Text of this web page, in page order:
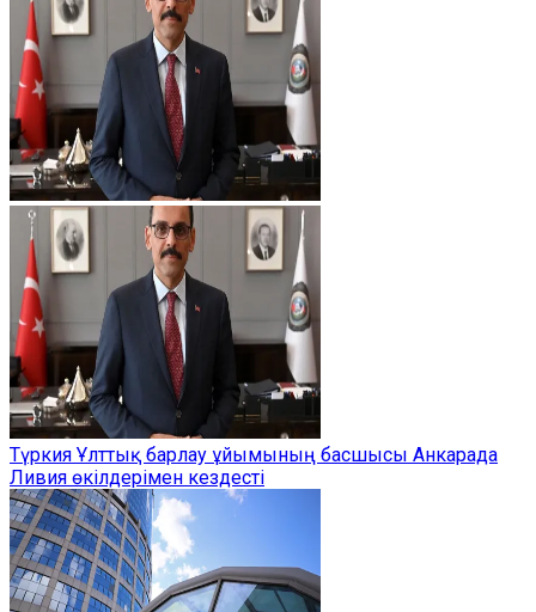
Түркия Ұлттық барлау ұйымының басшысы Анкарада
Ливия өкілдерімен кездесті